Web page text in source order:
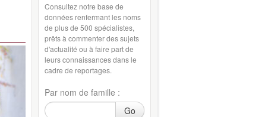
Consultez notre base de
données renfermant les noms
de plus de 500 spécialistes,
prêts à commenter des sujets
d'actualité ou à faire part de
leurs connaissances dans le
cadre de reportages.
Par nom de famille :
Go